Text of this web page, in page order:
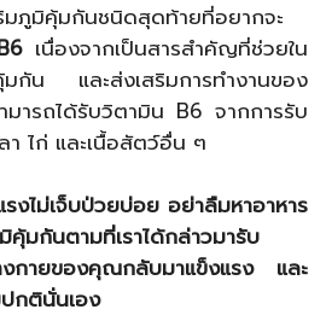
มภูมิคุ้มกันชนิดสุดท้ายที่อยากจะ
เนื่องจากเป็นสารสำคัญที่ช่วยใน
มกัน และส่งเสริมการทำงานของ
ารถได้รับวิตามิน B6 จากการรับ
า ไก่ และเนื้อสัตว์อื่น ๆ
งไม่เจ็บป่วยบ่อย อย่าลืมหาอาหาร
มกันตามที่เราได้กล่าวมารับ
งกายของคุณกลับมาแข็งแรง และ
กตินั่นเอง